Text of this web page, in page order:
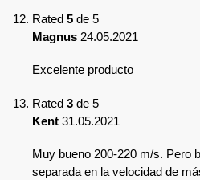
Rated 5 de 5
Magnus 24.05.2021
Excelente producto
Rated 3 de 5
Kent 31.05.2021
Muy bueno 200-220 m/s. Pero
separada en la velocidad de